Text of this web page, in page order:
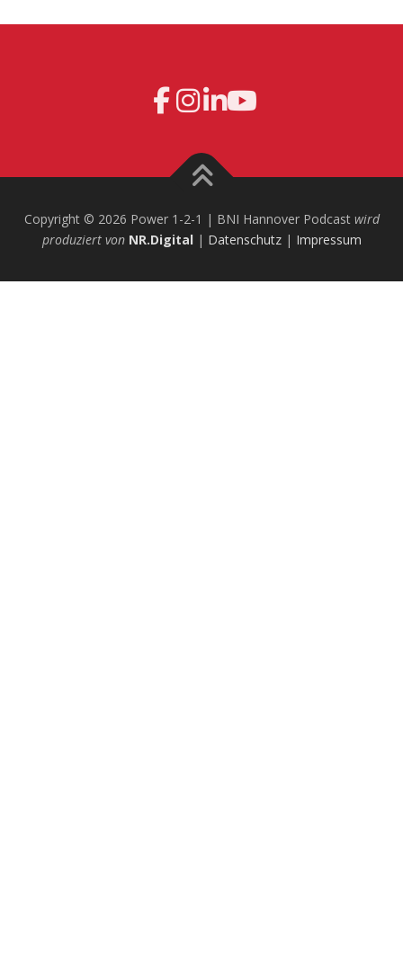
Copyright © 2026 Power 1-2-1 | BNI Hannover Podcast wird
produziert von NR.Digital | Datenschutz| Impressum